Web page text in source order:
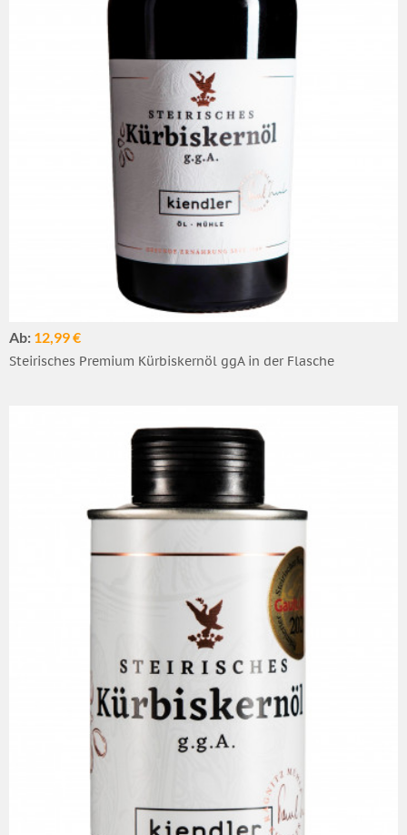
Ab: 12,99 €
Steirisches Premium Kürbiskernöl ggA in der Flasche